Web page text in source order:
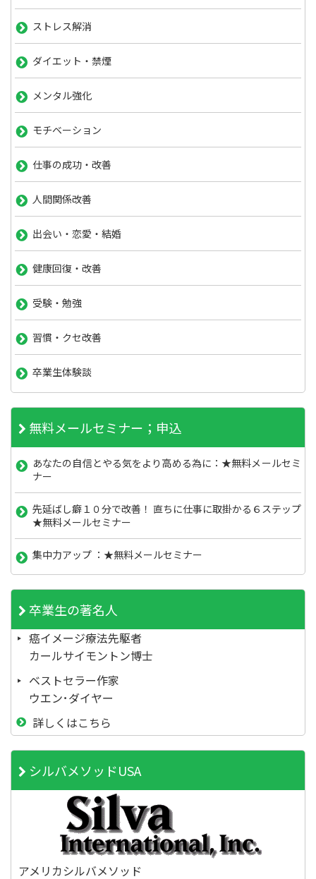
ストレス解消
ダイエット・禁煙
メンタル強化
モチベーション
仕事の成功・改善
人間関係改善
出会い・恋愛・結婚
健康回復・改善
受験・勉強
習慣・クセ改善
卒業生体験談
無料メールセミナー；申込
あなたの自信とやる気をより高める為に：★無料メールセミ
ナー
先延ばし癖１０分で改善！ 直ちに仕事に取掛かる６ステップ
★無料メールセミナー
集中力アップ ：★無料メールセミナー
卒業生の著名人
癌イメージ療法先駆者
カールサイモントン博士
ベストセラー作家
ウエン･ダイヤー
詳しくはこちら
シルバメソッドUSA
アメリカシルバメソッド